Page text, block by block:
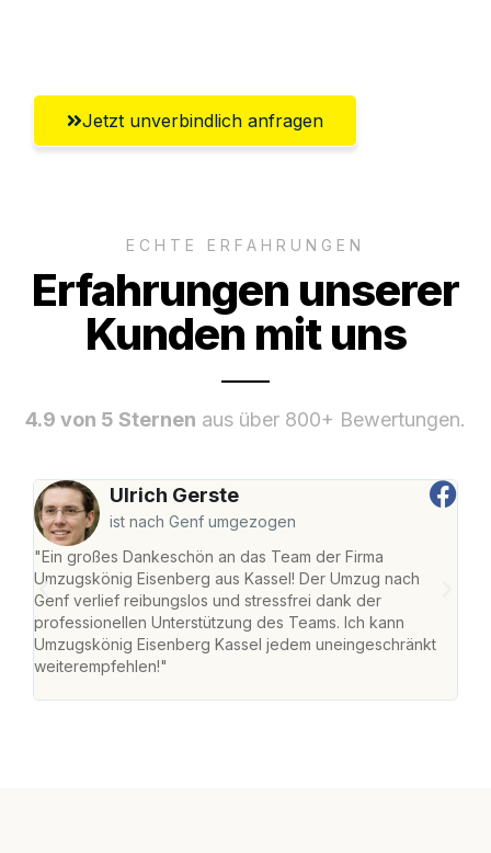
Jetzt unverbindlich anfragen
ECHTE ERFAHRUNGEN
Erfahrungen unserer
Kunden mit uns
4.9 von 5 Sternen aus über 800+ Bewertungen.
Ulrich Gerste
ist nach Genf umgezogen
"Ein großes Dankeschön an das Team der Firma
Umzugskönig Eisenberg aus Kassel! Der Umzug nach
Genf verlief reibungslos und stressfrei dank der
professionellen Unterstützung des Teams. Ich kann
Umzugskönig Eisenberg Kassel jedem uneingeschränkt
weiterempfehlen!"